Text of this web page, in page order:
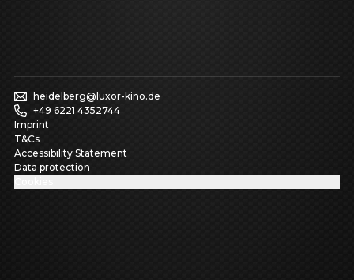
heidelberg@luxor-kino.de
+49 6221 4352744
Imprint
T&Cs
Accessibility Statement
Data protection